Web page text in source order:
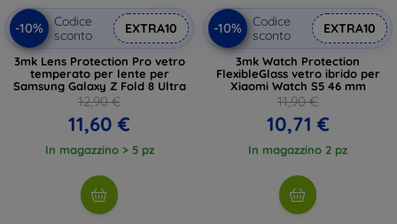
-10%
Codice
sconto
EXTRA10
3mk Lens Protection Pro vetro
temperato per lente per
Samsung Galaxy Z Fold 8 Ultra
12,90 €
11,60 €
In magazzino > 5 pz
-10%
Codice
sconto
EXTRA10
3mk Watch Protection
FlexibleGlass vetro ibrido per
Xiaomi Watch S5 46 mm
11,90 €
10,71 €
In magazzino 2 pz